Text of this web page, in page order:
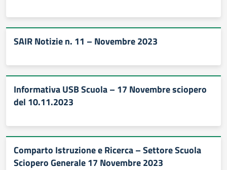
SAIR Notizie n. 11 – Novembre 2023
Informativa USB Scuola – 17 Novembre sciopero
del 10.11.2023
Comparto Istruzione e Ricerca – Settore Scuola
Sciopero Generale 17 Novembre 2023